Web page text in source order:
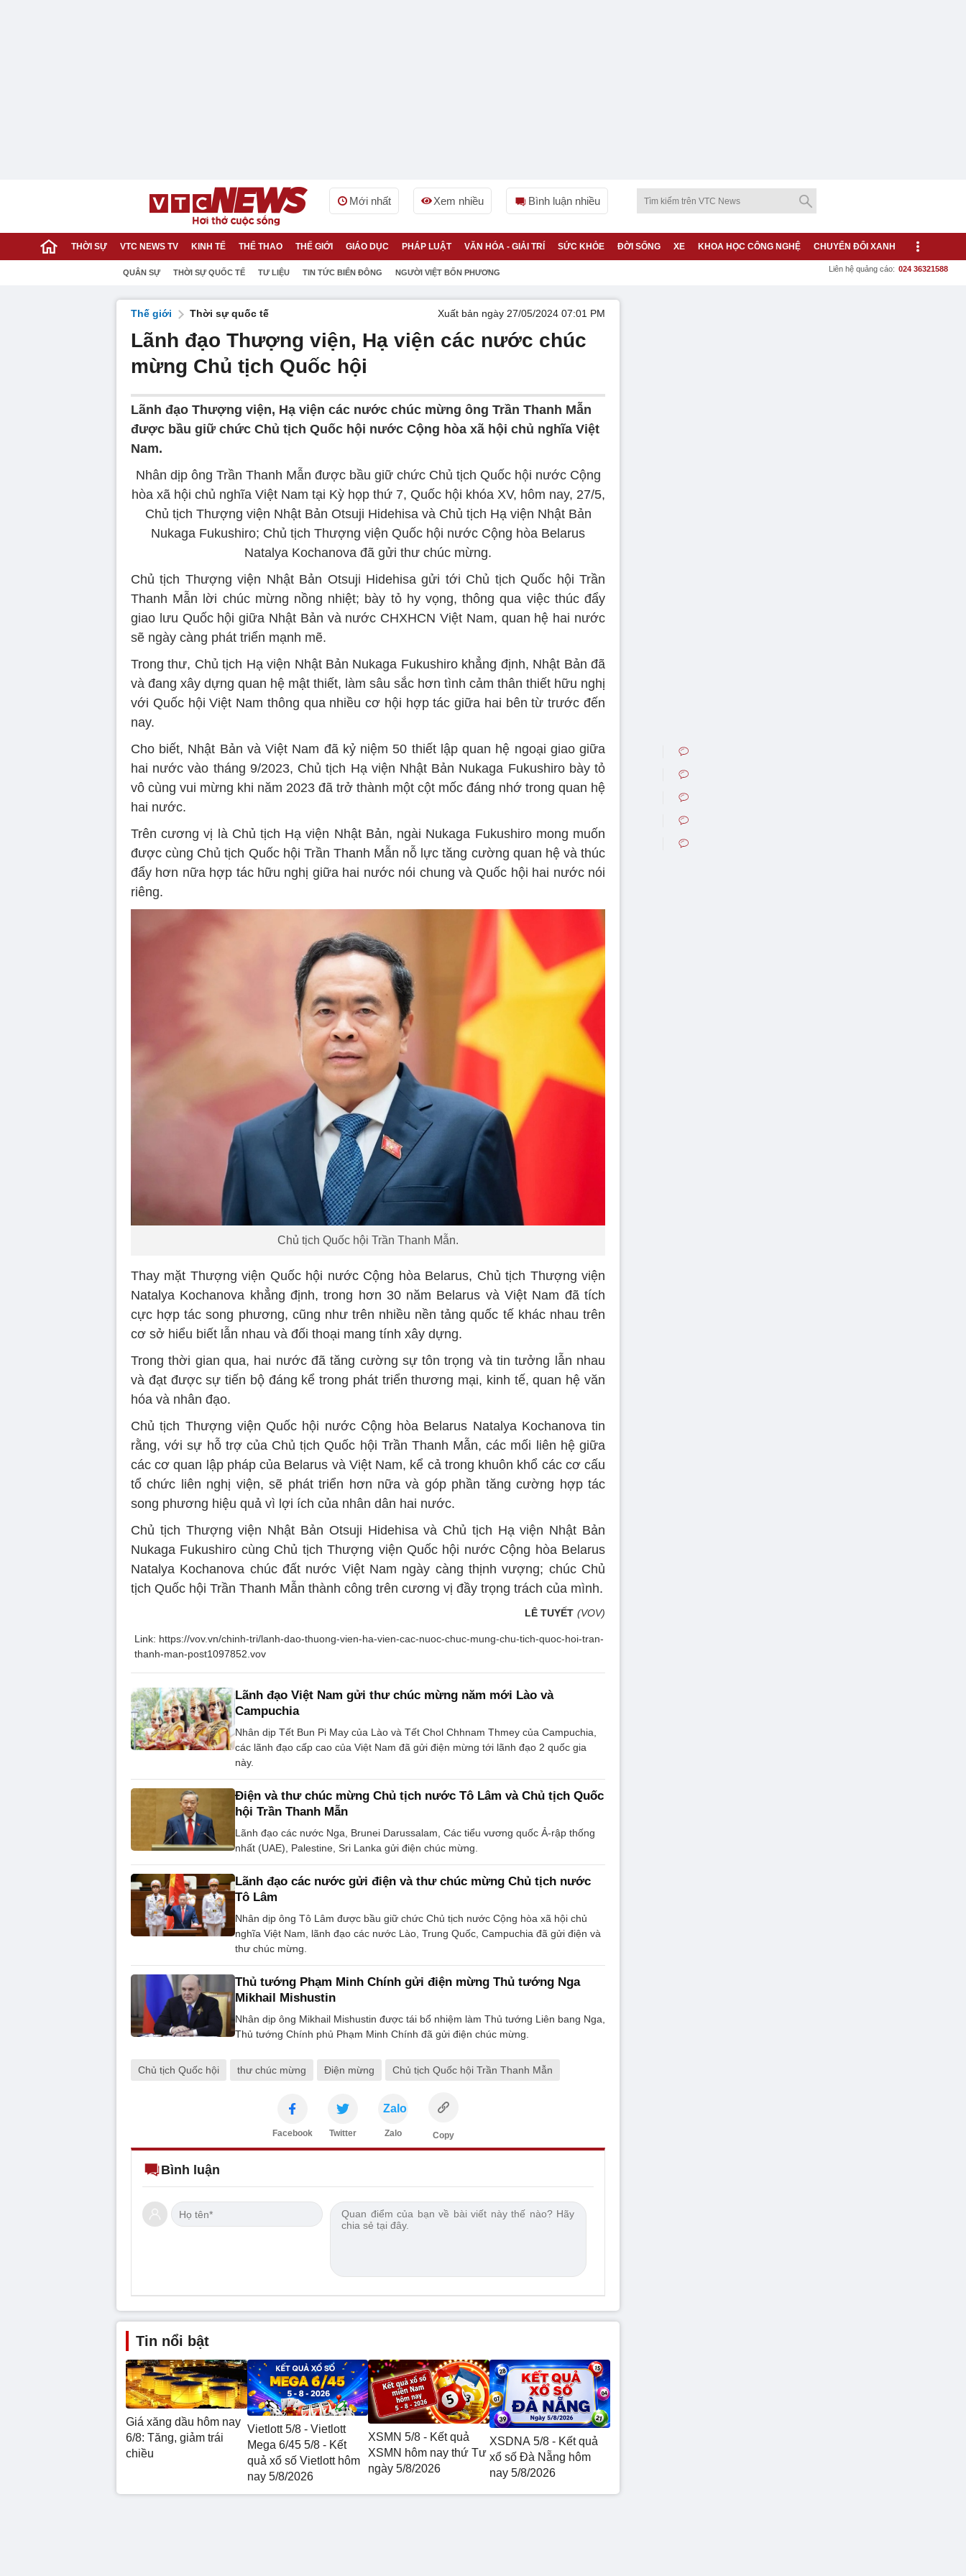
Mới nhất Xem nhiều Bình luận nhiều
THỜI SỰ VTC NEWS TV KINH TẾ THỂ THAO THẾ GIỚI GIÁO DỤC PHÁP LUẬT VĂN HÓA - GIẢI TRÍ SỨC KHỎE ĐỜI SỐNG XE KHOA HỌC CÔNG NGHỆ CHUYỂN ĐỔI XANH
QUÂN SỰ THỜI SỰ QUỐC TẾ TƯ LIỆU TIN TỨC BIỂN ĐÔNG NGƯỜI VIỆT BỐN PHƯƠNG Liên hệ quảng cáo: 024 36321588
Thế giới Thời sự quốc tế Xuất bản ngày 27/05/2024 07:01 PM
Lãnh đạo Thượng viện, Hạ viện các nước chúc
mừng Chủ tịch Quốc hội
Lãnh đạo Thượng viện, Hạ viện các nước chúc mừng ông Trần Thanh Mẫn
được bầu giữ chức Chủ tịch Quốc hội nước Cộng hòa xã hội chủ nghĩa Việt
Nam.
Nhân dịp ông Trần Thanh Mẫn được bầu giữ chức Chủ tịch Quốc hội nước Cộng
hòa xã hội chủ nghĩa Việt Nam tại Kỳ họp thứ 7, Quốc hội khóa XV, hôm nay, 27/5,
Chủ tịch Thượng viện Nhật Bản Otsuji Hidehisa và Chủ tịch Hạ viện Nhật Bản
Nukaga Fukushiro; Chủ tịch Thượng viện Quốc hội nước Cộng hòa Belarus
Natalya Kochanova đã gửi thư chúc mừng.
Chủ tịch Thượng viện Nhật Bản Otsuji Hidehisa gửi tới Chủ tịch Quốc hội Trần
Thanh Mẫn lời chúc mừng nồng nhiệt; bày tỏ hy vọng, thông qua việc thúc đẩy
giao lưu Quốc hội giữa Nhật Bản và nước CHXHCN Việt Nam, quan hệ hai nước
sẽ ngày càng phát triển mạnh mẽ.
Trong thư, Chủ tịch Hạ viện Nhật Bản Nukaga Fukushiro khẳng định, Nhật Bản đã
và đang xây dựng quan hệ mật thiết, làm sâu sắc hơn tình cảm thân thiết hữu nghị
với Quốc hội Việt Nam thông qua nhiều cơ hội hợp tác giữa hai bên từ trước đến
nay.
Cho biết, Nhật Bản và Việt Nam đã kỷ niệm 50 thiết lập quan hệ ngoại giao giữa
hai nước vào tháng 9/2023, Chủ tịch Hạ viện Nhật Bản Nukaga Fukushiro bày tỏ
vô cùng vui mừng khi năm 2023 đã trở thành một cột mốc đáng nhớ trong quan hệ
hai nước.
Trên cương vị là Chủ tịch Hạ viện Nhật Bản, ngài Nukaga Fukushiro mong muốn
được cùng Chủ tịch Quốc hội Trần Thanh Mẫn nỗ lực tăng cường quan hệ và thúc
đẩy hơn nữa hợp tác hữu nghị giữa hai nước nói chung và Quốc hội hai nước nói
riêng.
Chủ tịch Quốc hội Trần Thanh Mẫn.
Thay mặt Thượng viện Quốc hội nước Cộng hòa Belarus, Chủ tịch Thượng viện
Natalya Kochanova khẳng định, trong hơn 30 năm Belarus và Việt Nam đã tích
cực hợp tác song phương, cũng như trên nhiều nền tảng quốc tế khác nhau trên
cơ sở hiểu biết lẫn nhau và đối thoại mang tính xây dựng.
Trong thời gian qua, hai nước đã tăng cường sự tôn trọng và tin tưởng lẫn nhau
và đạt được sự tiến bộ đáng kể trong phát triển thương mại, kinh tế, quan hệ văn
hóa và nhân đạo.
Chủ tịch Thượng viện Quốc hội nước Cộng hòa Belarus Natalya Kochanova tin
rằng, với sự hỗ trợ của Chủ tịch Quốc hội Trần Thanh Mẫn, các mối liên hệ giữa
các cơ quan lập pháp của Belarus và Việt Nam, kể cả trong khuôn khổ các cơ cấu
tổ chức liên nghị viện, sẽ phát triển hơn nữa và góp phần tăng cường hợp tác
song phương hiệu quả vì lợi ích của nhân dân hai nước.
Chủ tịch Thượng viện Nhật Bản Otsuji Hidehisa và Chủ tịch Hạ viện Nhật Bản
Nukaga Fukushiro cùng Chủ tịch Thượng viện Quốc hội nước Cộng hòa Belarus
Natalya Kochanova chúc đất nước Việt Nam ngày càng thịnh vượng; chúc Chủ
tịch Quốc hội Trần Thanh Mẫn thành công trên cương vị đầy trọng trách của mình.
LÊ TUYẾT (VOV)
Link: https://vov.vn/chinh-tri/lanh-dao-thuong-vien-ha-vien-cac-nuoc-chuc-mung-chu-tich-quoc-hoi-tran-
thanh-man-post1097852.vov
Lãnh đạo Việt Nam gửi thư chúc mừng năm mới Lào và
Campuchia
Nhân dịp Tết Bun Pi May của Lào và Tết Chol Chhnam Thmey của Campuchia,
các lãnh đạo cấp cao của Việt Nam đã gửi điện mừng tới lãnh đạo 2 quốc gia
này.
Điện và thư chúc mừng Chủ tịch nước Tô Lâm và Chủ tịch Quốc
hội Trần Thanh Mẫn
Lãnh đạo các nước Nga, Brunei Darussalam, Các tiểu vương quốc Ả-rập thống
nhất (UAE), Palestine, Sri Lanka gửi điện chúc mừng.
Lãnh đạo các nước gửi điện và thư chúc mừng Chủ tịch nước
Tô Lâm
Nhân dịp ông Tô Lâm được bầu giữ chức Chủ tịch nước Cộng hòa xã hội chủ
nghĩa Việt Nam, lãnh đạo các nước Lào, Trung Quốc, Campuchia đã gửi điện và
thư chúc mừng.
Thủ tướng Phạm Minh Chính gửi điện mừng Thủ tướng Nga
Mikhail Mishustin
Nhân dịp ông Mikhail Mishustin được tái bổ nhiệm làm Thủ tướng Liên bang Nga,
Thủ tướng Chính phủ Phạm Minh Chính đã gửi điện chúc mừng.
Chủ tịch Quốc hội thư chúc mừng Điện mừng Chủ tịch Quốc hội Trần Thanh Mẫn
Facebook Twitter
Zalo
Zalo Copy
Bình luận
Tin nổi bật
Giá xăng dầu hôm nay
6/8: Tăng, giảm trái
chiều
Vietlott 5/8 - Vietlott
Mega 6/45 5/8 - Kết
quả xổ số Vietlott hôm
nay 5/8/2026
XSMN 5/8 - Kết quả
XSMN hôm nay thứ Tư
ngày 5/8/2026
XSDNA 5/8 - Kết quả
xổ số Đà Nẵng hôm
nay 5/8/2026